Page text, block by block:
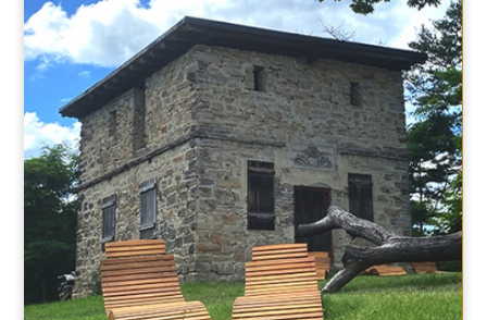
WELLNESS